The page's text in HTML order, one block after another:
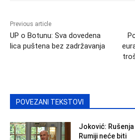
Previous article
UP o Botunu: Sva dovedena
lica puštena bez zadržavanja
POVEZANI TEKSTOVI
Joković:
Rumiji neće biti